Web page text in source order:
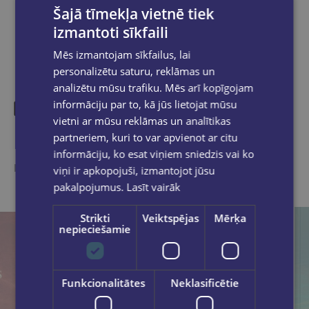
Līdzīgas preces
Ieskaties, varbūt noder
Šajā tīmekļa vietnē tiek
izmantoti sīkfaili
Mēs izmantojam sīkfailus, lai
personalizētu saturu, reklāmas un
analizētu mūsu trafiku. Mēs arī kopīgojam
informāciju par to, kā jūs lietojat mūsu
vietni ar mūsu reklāmas un analītikas
partneriem, kuri to var apvienot ar citu
informāciju, ko esat viņiem sniedzis vai ko
viņi ir apkopojuši, izmantojot jūsu
pakalpojumus. Lasīt vairāk
Strikti
nepieciešamie
Veiktspējas Mērķa
Funkcionalitātes Neklasificētie